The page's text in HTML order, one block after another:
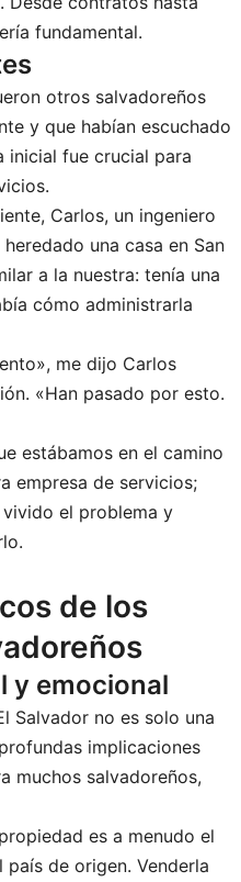
fundamental.
otros salvadoreños
y que habían escuchado
inicial fue crucial para
Carlos, un ingeniero
una casa en San
a la nuestra: tenía una
cómo administrarla
me dijo Carlos
«Han pasado por esto.
estábamos en el camino
empresa de servicios;
el problema y
de los
y emocional
Salvador no es solo una
implicaciones
muchos salvadoreños,
es a menudo el
de origen. Venderla